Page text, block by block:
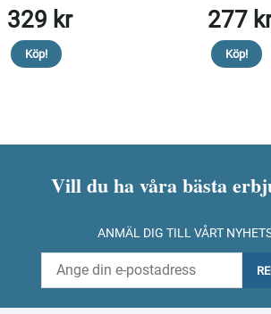
329 kr
Köp!
277
Köp!
Vill du ha våra bästa
ANMÄL DIG TILL VÅRT